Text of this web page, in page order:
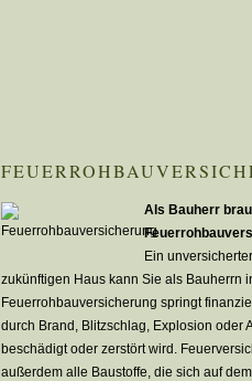
Als Bauherr
Ein
zukünftigen Haus kann Sie als Bauherrn
Feuerrohbauversicherung springt
durch Brand, Blitzschlag, Explosion oder
beschädigt oder zerstört wird.
außerdem alle Baustoffe, die sich auf